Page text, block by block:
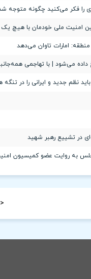
را فکر می‌کنید چگونه
امنیت ملی خودمان با هیچ یک
امارات تاوان می‌دهد
می‌شود |‌ با تهاجمی
نظم جدید و ایرانی را در
در تشییع رهبر شهید
<